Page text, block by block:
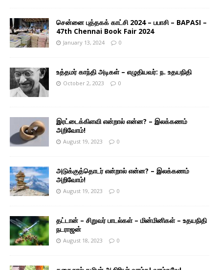
சென்னை புத்தகக் காட்சி 2024 – பபாசி – BAPASI –
47th Chennai Book Fair 2024
January 13, 2024 0
உத்தமர் காந்தி அடிகள் – எழுதியவர்: ந. உதயநிதி
October 2, 2023 0
இரட்டைக்கிளவி என்றால் என்ன? – இலக்கணம்
அறிவோம்!
August 19, 2023 0
அடுக்குத்தொடர் என்றால் என்ன? – இலக்கணம்
அறிவோம்!
August 19, 2023 0
தட்டான் – சிறுவர் பாடல்கள் – மின்மினிகள் – உதயநிதி
நடராஜன்
August 18, 2023 0